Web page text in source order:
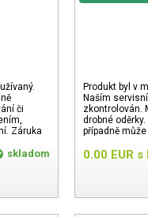
či
Záruka
skladom
Produkt byl v
Naším
zkontrolován.
drobné
případně
0.00 EUR s